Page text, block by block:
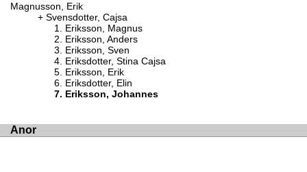
Magnusson, Erik
Svensdotter, Cajsa
Eriksson, Magnus
Eriksson, Anders
Eriksson, Sven
Eriksdotter, Stina Cajsa
Eriksson, Erik
Eriksdotter, Elin
Eriksson, Johannes
Anor